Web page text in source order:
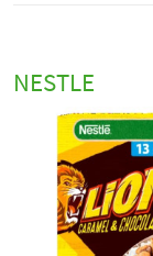
както и
развитие на
Добавете
студено или
разбъркайте и
КакаоNestlé
прах,
NESTLE